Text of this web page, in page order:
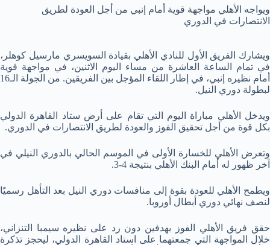
ويواجه الأهلي مواجهة قوية أمام إنبي من أجل العودة لطريق
الانتصارات في الدوري
ويشارك الفريق الأول للنادي الأهلي بقيادة السويسري مارسيل كوهلر،
في تمام الساعة العاشرة من مساء اليوم الاثنين، في مواجهة قوية
أمام نظيره إنبي، في إطار اللقاء المؤجل بين الفريقين. من الجولة الـ16
لبطولة دوري النيل.
ويدخل الأهلي مباراة اليوم التي تقام على أرض ستاد القاهرة الدولي
بكل قوة من أجل تحقيق الفوز والعودة لطريق الانتصارات في الدوري.
وتعرض الأهلي للخسارة الأولى في الموسم الحالي بالدوري النيلي في
آخر ظهور له أمام البنك الأهلي بنتيجة 4-3.
ويطمح الأهلي للعودة بقوة إلى منافسات دوري النيل بعد التأهل رسميًا
لنصف نهائي دوري أبطال أوروبا.
حقق فريق الأهلي الفوز بهدفين دون رد على نظيره سيمبا التنزاني،
خلال المواجهة التي جمعتهما على استاد القاهرة الدولي، ليحجز تذكرة